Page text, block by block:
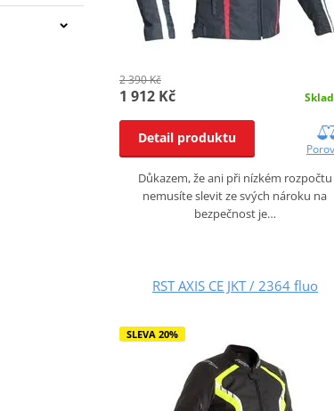
2 390 Kč
1 912 Kč
Detail produktu
Důkazem, že ani při nízkém rozpočtu
nemusíte slevit ze svých nároku na
bezpečnost je…
RST AXIS CE JKT / 2364 fluo
SLEVA 20%